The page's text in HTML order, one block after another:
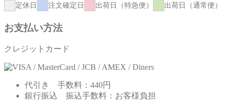
定休日 注文確定日 出荷日（特急便） 出荷日（通常便）
お支払い方法
クレジットカード
代引き 手数料：440円
銀行振込 振込手数料：お客様負担